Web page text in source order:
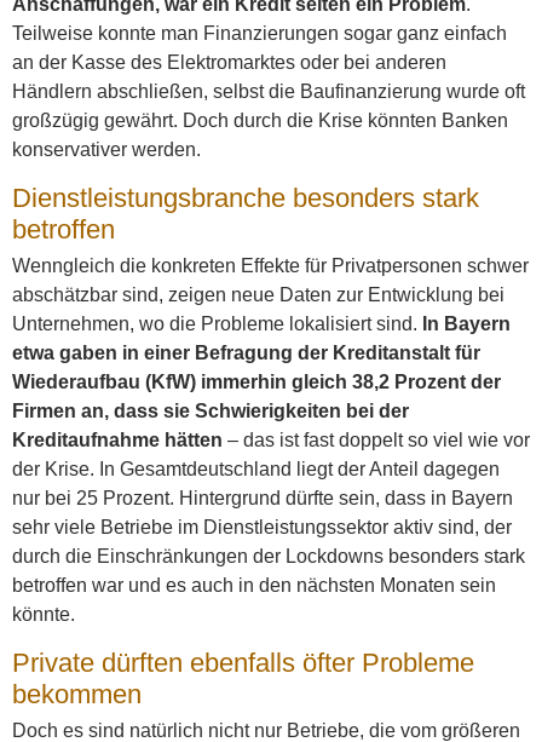
Anschaffungen, war ein Kredit selten ein Problem.
Teilweise konnte man Finanzierungen sogar ganz einfach
an der Kasse des Elektromarktes oder bei anderen
Händlern abschließen, selbst die Baufinanzierung wurde oft
großzügig gewährt. Doch durch die Krise könnten Banken
konservativer werden.
Dienstleistungsbranche besonders stark
betroffen
Wenngleich die konkreten Effekte für Privatpersonen schwer
abschätzbar sind, zeigen neue Daten zur Entwicklung bei
Unternehmen, wo die Probleme lokalisiert sind. In Bayern
etwa gaben in einer Befragung der Kreditanstalt für
Wiederaufbau (KfW) immerhin gleich 38,2 Prozent der
Firmen an, dass sie Schwierigkeiten bei der
Kreditaufnahme hätten – das ist fast doppelt so viel wie vor
der Krise. In Gesamtdeutschland liegt der Anteil dagegen
nur bei 25 Prozent. Hintergrund dürfte sein, dass in Bayern
sehr viele Betriebe im Dienstleistungssektor aktiv sind, der
durch die Einschränkungen der Lockdowns besonders stark
betroffen war und es auch in den nächsten Monaten sein
könnte.
Private dürften ebenfalls öfter Probleme
bekommen
Doch es sind natürlich nicht nur Betriebe, die vom größeren